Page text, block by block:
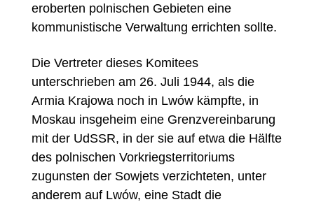
eroberten polnischen Gebieten eine
kommunistische Verwaltung errichten sollte.
Die Vertreter dieses Komitees
unterschrieben am 26. Juli 1944, als die
Armia Krajowa noch in Lwów kämpfte, in
Moskau insgeheim eine Grenzvereinbarung
mit der UdSSR, in der sie auf etwa die Hälfte
des polnischen Vorkriegsterritoriums
zugunsten der Sowjets verzichteten, unter
anderem auf Lwów, eine Stadt die